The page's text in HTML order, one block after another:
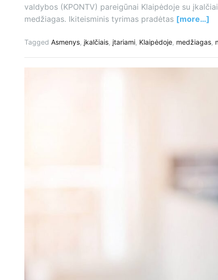
valdybos (KPONTV) pareigūnai Klaipėdoje su
medžiagas. Ikiteisminis tyrimas pradėtas [more…]
Tagged Asmenys, įkalčiais, įtariami, Klaipėdoje, medžiagas,